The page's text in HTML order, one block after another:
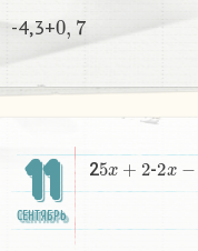
-4,3+0 7
11
СЕНТЯБРЬ
25x+2 -2x−3